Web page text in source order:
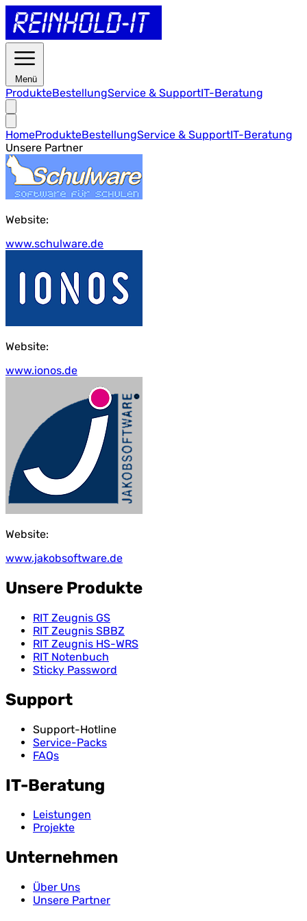
Menü
ProdukteBestellungService & SupportIT-Beratung
HomeProdukteBestellungService & SupportIT-Beratung
Unsere Partner
Website:
www.schulware.de
Website:
www.ionos.de
Website:
www.jakobsoftware.de
Unsere Produkte
RIT Zeugnis GS
RIT Zeugnis SBBZ
RIT Zeugnis HS-WRS
RIT Notenbuch
Sticky Password
Support
Support-Hotline
Service-Packs
FAQs
IT-Beratung
Leistungen
Projekte
Unternehmen
Über Uns
Unsere Partner